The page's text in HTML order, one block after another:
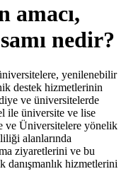
amacı,
nedir?
yenilenebilir
destek hizmetlerinin
ve üniversitelerde
ile üniversite ve lise
ve Üniversitelere yönelik
alanlarında
ziyaretlerini ve bu
hizmetlerini